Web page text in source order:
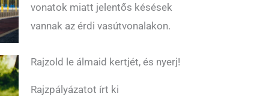
vonatok miatt jelentős késések
vannak az érdi vasútvonalakon.
Rajzold le álmaid kertjét, és nyerj!
Rajzpályázatot írt ki